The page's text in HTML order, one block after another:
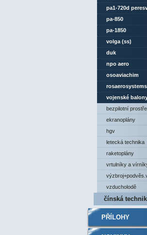
pa1-720d
pa-850
pa-1850
volga (ss)
duk
npo aero
osoaviachim
rosaerosystems
vojenské
(1956+)
bezpilotní
ekranoplány
hgv
letecká technika
raketoplány
vrtulníky a
vzducholodě
čínská
PŘÍLOHY